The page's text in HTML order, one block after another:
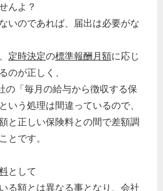
んよ？
いのであれば、届出は必要がな
定時決定の標準報酬月額に応じ
のが正しく、
の「毎月の給与から徴収する保
いう処理は間違っているので、
と正しい保険料との間で差額調
とです。
として
る額とは異なる事となり、会社
リーに投稿しますか？
ださい
理
務